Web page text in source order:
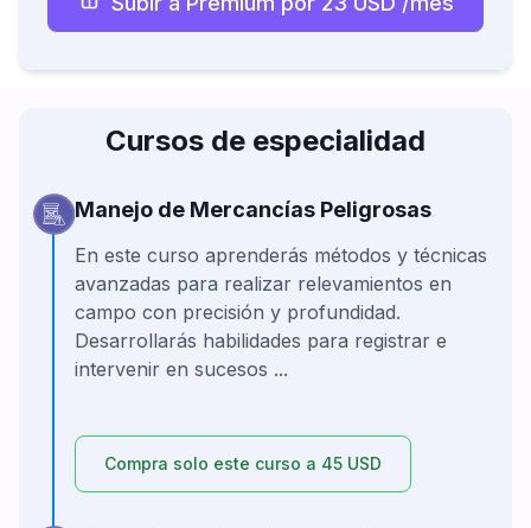
Cursos de especialidad
Manejo de Mercancías Peligrosas
En este curso aprenderás métodos y técnicas
avanzadas para realizar relevamientos en
campo con precisión y profundidad.
Desarrollarás habilidades para registrar e
intervenir en sucesos ...
Compra solo este curso a 45 USD